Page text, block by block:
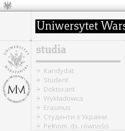
studia
Kandydat
Student
Doktorant
Wykładowca
Erasmus
Cтуденти з України
Pełnom. ds. równości